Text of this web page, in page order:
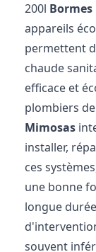
200l
appareils
permettent
chaude
efficace et
plombiers de
Mimosas
installer,
ces
une bonne
longue
souvent